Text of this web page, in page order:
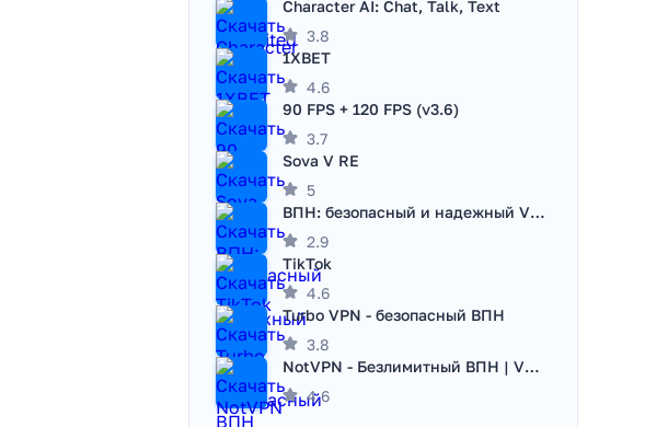
Character AI: Chat, Talk, Text
3.8
1XBET
4.6
90 FPS + 120 FPS (v3.6)
3.7
Sova V RE
5
ВПН: безопасный и надежный VPN
2.9
TikTok
4.6
Turbo VPN - безопасный ВПН
3.8
NotVPN - Безлимитный ВПН | VPN
4.6